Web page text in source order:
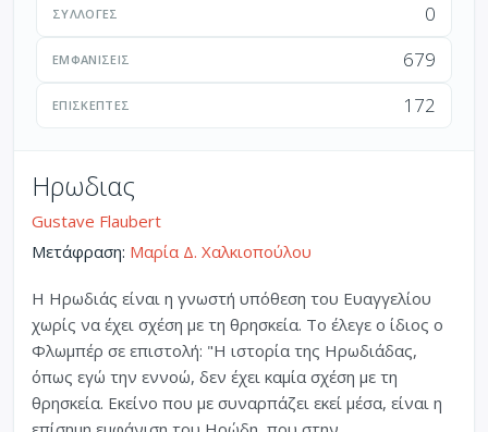
ΣΥΛΛΟΓΈΣ 0
ΕΜΦΑΝΊΣΕΙΣ 679
ΕΠΙΣΚΈΠΤΕΣ 172
Ηρωδιας
Gustave Flaubert
Μετάφραση: Μαρία Δ. Χαλκιοπούλου
Η Ηρωδιάς είναι η γνωστή υπόθεση του Ευαγγελίου
χωρίς να έχει σχέση με τη θρησκεία. Το έλεγε ο ίδιος ο
Φλωμπέρ σε επιστολή: "Η ιστορία της Ηρωδιάδας,
όπως εγώ την εννοώ, δεν έχει καμία σχέση με τη
θρησκεία. Εκείνο που με συναρπάζει εκεί μέσα, είναι η